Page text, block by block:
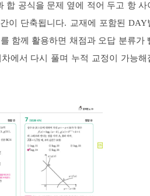
합 공식을 문제 옆에 적어 두고 항 사
이 단축됩니다. 교재에 포함된 DAY
함께 활용하면 채점과 오답 분류가
에서 다시 풀며 누적 교정이 가능해